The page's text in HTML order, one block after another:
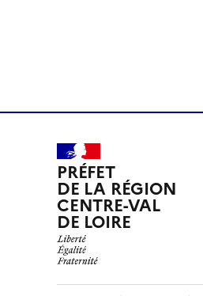
PRÉFET
DE LA RÉGION
CENTRE-VAL
DE LOIRE